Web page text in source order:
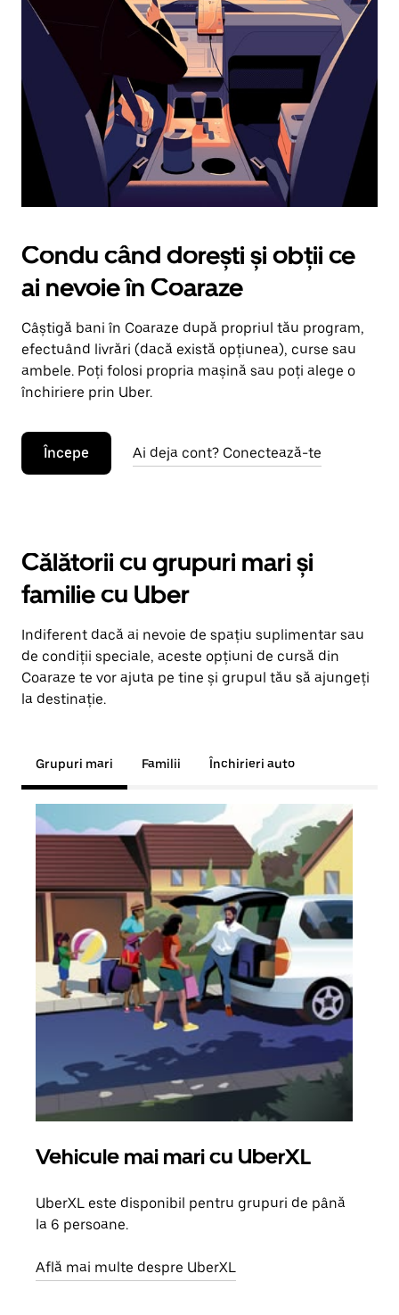
în
jos.
Închide
calendarul
apăsând
pe
butonul
Escape.
Condu când dorești și obții ce
ai nevoie în Coaraze
Câștigă bani în Coaraze după propriul tău program,
efectuând livrări (dacă există opțiunea), curse sau
ambele. Poți folosi propria mașină sau poți alege o
închiriere prin Uber.
Începe Ai deja cont? Conectează-te
Călătorii cu grupuri mari și
familie cu Uber
Indiferent dacă ai nevoie de spațiu suplimentar sau
de condiții speciale, aceste opțiuni de cursă din
Coaraze te vor ajuta pe tine și grupul tău să ajungeți
la destinație.
Grupuri mari Familii Închirieri auto
Vehicule mai mari cu UberXL
UberXL este disponibil pentru grupuri de până
la 6 persoane.
Află mai multe despre UberXL